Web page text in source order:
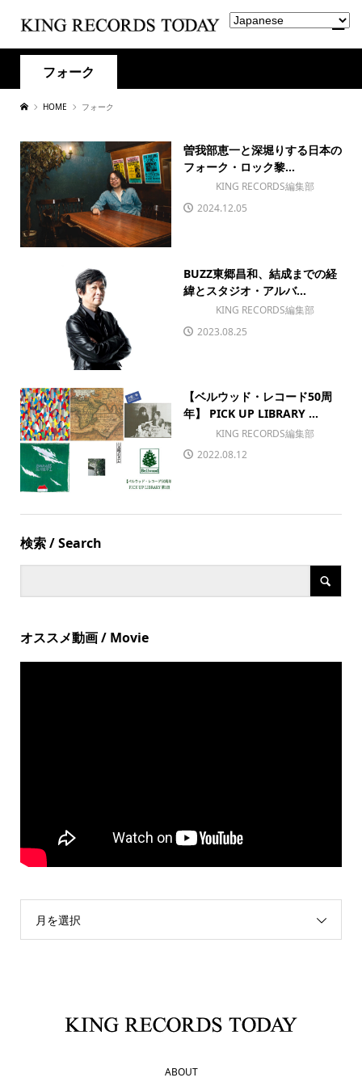
フォーク
HOME フォーク
曽我部恵一と深堀りする日本の
フォーク・ロック黎...
KING RECORDS編集部
2024.12.05
BUZZ東郷昌和、結成までの経
緯とスタジオ・アルバ...
KING RECORDS編集部
2023.08.25
【ベルウッド・レコード50周
年】 PICK UP LIBRARY ...
KING RECORDS編集部
2022.08.12
検索 / Search
オススメ動画 / Movie
月を選択
ABOUT